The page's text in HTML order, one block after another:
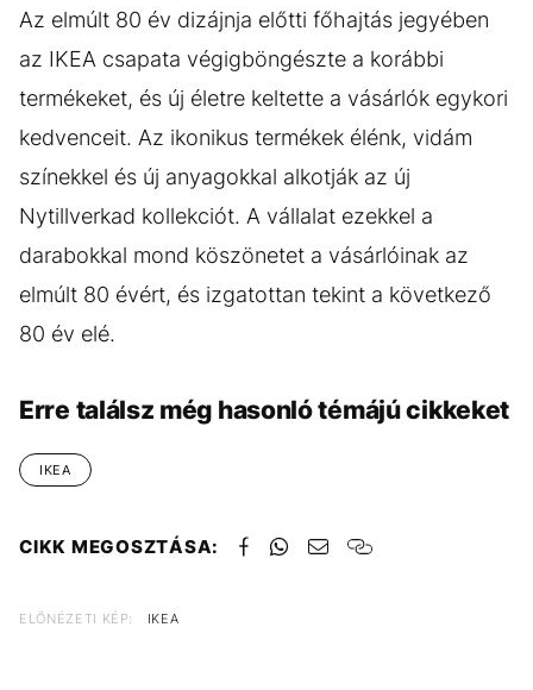
Az elmúlt 80 év dizájnja előtti főhajtás jegyében
az IKEA csapata végigböngészte a korábbi
termékeket, és új életre keltette a vásárlók egykori
kedvenceit. Az ikonikus termékek élénk, vidám
színekkel és új anyagokkal alkotják az új
Nytillverkad kollekciót. A vállalat ezekkel a
darabokkal mond köszönetet a vásárlóinak az
elmúlt 80 évért, és izgatottan tekint a következő
80 év elé.
Erre találsz még hasonló témájú cikkeket
IKEA
CIKK MEGOSZTÁSA:
ELŐNÉZETI KÉP: IKEA